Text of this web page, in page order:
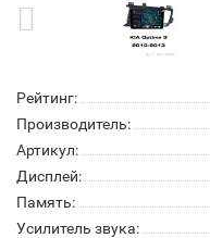
Рейтинг:
Производитель:
Артикул:
Дисплей:
Память:
Усилитель звука: